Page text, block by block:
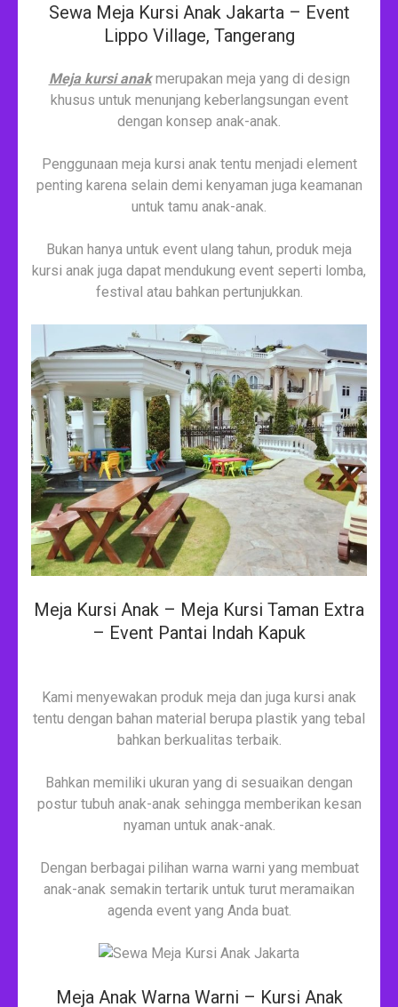
Sewa Meja Kursi Anak Jakarta – Event
Lippo Village, Tangerang
Meja kursi anakmerupakan meja yang di design
khusus untuk menunjang keberlangsungan event
dengan konsep anak-anak.
Penggunaan meja kursi anak tentu menjadi element
penting karena selain demi kenyaman juga keamanan
untuk tamu anak-anak.
Bukan hanya untuk event ulang tahun, produk meja
kursi anak juga dapat mendukung event seperti lomba,
festival atau bahkan pertunjukkan.
Meja Kursi Anak – Meja Kursi Taman Extra
– Event Pantai Indah Kapuk
Kami menyewakan produk meja dan juga kursi anak
tentu dengan bahan material berupa plastik yang tebal
bahkan berkualitas terbaik.
Bahkan memiliki ukuran yang di sesuaikan dengan
postur tubuh anak-anak sehingga memberikan kesan
nyaman untuk anak-anak.
Dengan berbagai pilihan warna warni yang membuat
anak-anak semakin tertarik untuk turut meramaikan
agenda event yang Anda buat.
Meja Anak Warna Warni – Kursi Anak